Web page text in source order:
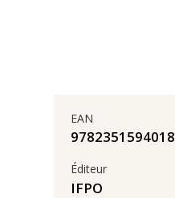
EAN
9782351594018
Éditeur
IFPO